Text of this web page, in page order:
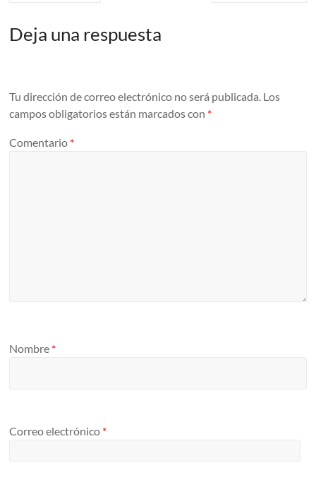
Deja una respuesta
Tu dirección de correo electrónico no será publicada. Los
campos obligatorios están marcados con *
Comentario *
Nombre *
Correo electrónico *